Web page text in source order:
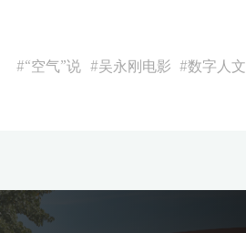
#“空气”说 #吴永刚电影 #数字人文